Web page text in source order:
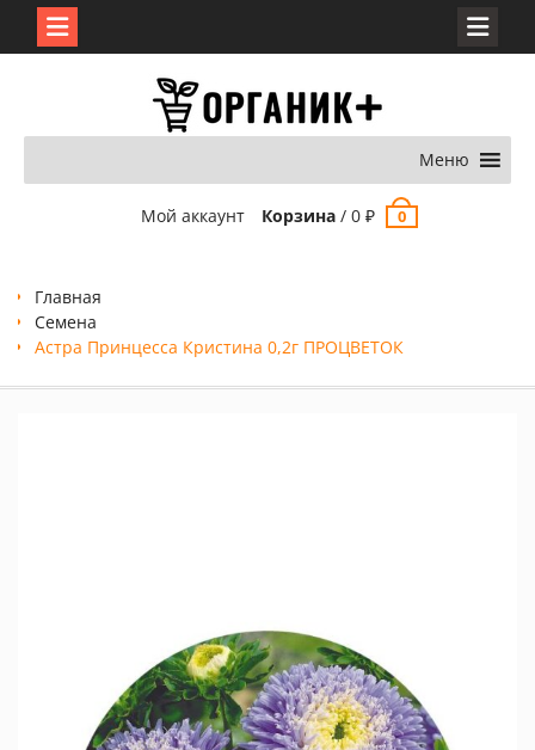
Меню
Мой аккаунт Корзина/ 0 ₽ 0
Главная
Семена
Астра Принцесса Кристина 0,2г ПРОЦВЕТОК